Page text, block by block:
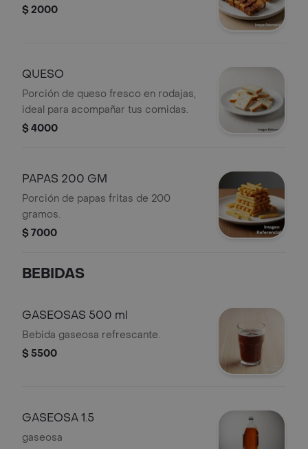
$ 2000
QUESO
Porción de queso fresco en rodajas,
ideal para acompañar tus comidas.
$ 4000
PAPAS 200 GM
Porción de papas fritas de 200
gramos.
$ 7000
BEBIDAS
GASEOSAS 500 ml
Bebida gaseosa refrescante.
$ 5500
GASEOSA 1.5
gaseosa